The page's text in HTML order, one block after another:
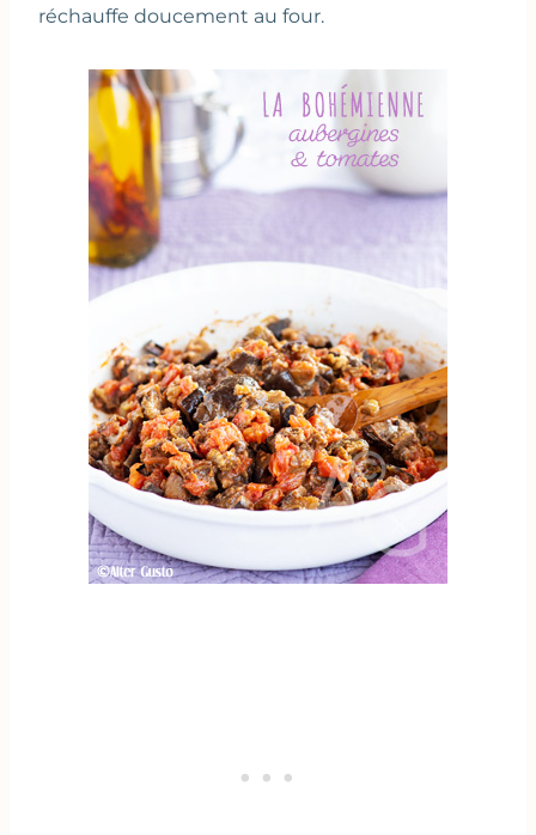
réchauffe doucement au four.